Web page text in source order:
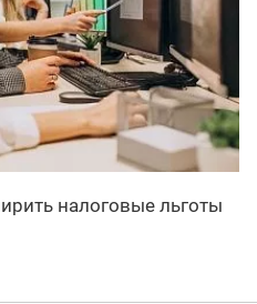
налоговые льготы